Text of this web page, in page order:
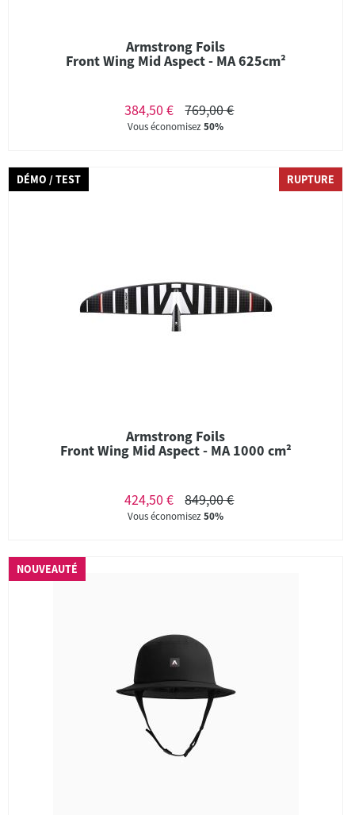
Armstrong Foils
Front Wing Mid Aspect - MA 625cm²
384,50 € 769,00 €
Vous économisez50%
DÉMO / TEST RUPTURE
Armstrong Foils
Front Wing Mid Aspect - MA 1000 cm²
424,50 € 849,00 €
Vous économisez50%
NOUVEAUTÉ